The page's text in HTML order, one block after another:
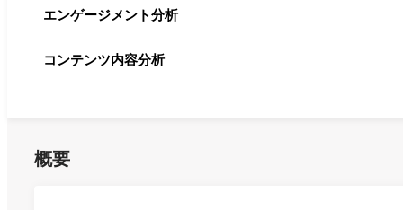
エンゲージメント分析
コンテンツ内容分析
概要